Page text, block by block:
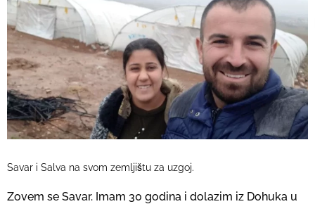
Savar i Salva na svom zemljištu za uzgoj.
Zovem se Savar. Imam 30 godina i dolazim iz Dohuka u